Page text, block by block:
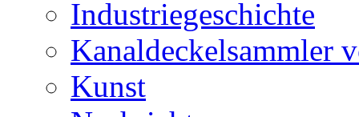
Industriegeschichte
Kanaldeckelsammler
Kunst